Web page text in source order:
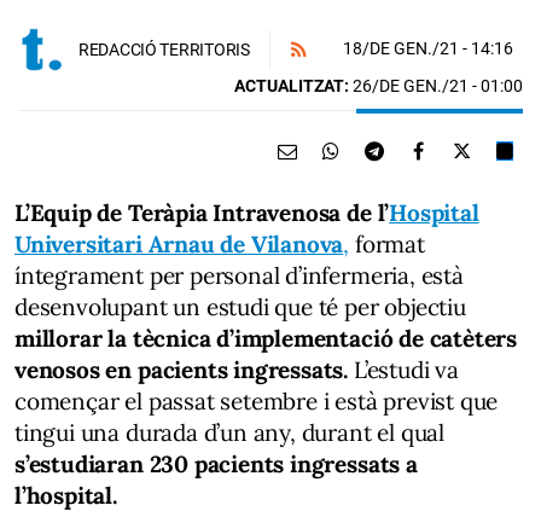
REDACCIÓ TERRITORIS 18/DE GEN./21 - 14:16
ACTUALITZAT: 26/DE GEN./21 - 01:00
L’Equip de Teràpia Intravenosa de l’Hospital
Universitari Arnau de Vilanova, format
íntegrament per personal d’infermeria, està
desenvolupant un estudi que té per objectiu
millorar la tècnica d’implementació de catèters
venosos en pacients ingressats. L’estudi va
començar el passat setembre i està previst que
tingui una durada d’un any, durant el qual
s’estudiaran 230 pacients ingressats a
l’hospital.